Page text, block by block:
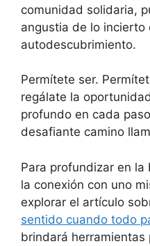
comunidad solidaria,
angustia de lo incierto
autodescubrimiento.
Permítete ser.
regálate la
profundo en cada
desafiante camino
Para profundizar en
la conexión con uno
explorar el artículo
sentido cuando todo
brindará herramientas